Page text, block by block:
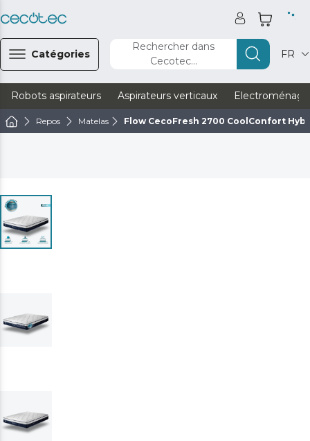
Catégories
Rechercher dans
Cecotec...
FR
Robots aspirateurs Aspirateurs verticaux
Repos Matelas Flow CecoFresh 2700 CoolConfort